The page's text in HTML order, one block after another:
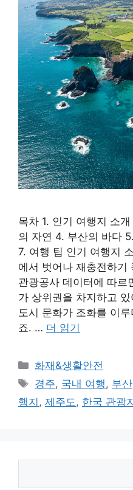
목차 1. 인기 여행지 소
의 자연 4. 부산의 바다
7. 여행 팁 인기 여행지
에서 벗어나 재충전하기
관광공사 데이터에 따르
가 상위권을 차지하고
도시 문화가 조화를 이
죠. … 더 읽기
카
테
고
리
화재&생활안전
태
그
경주, 국내 여행 , 부산
행지 , 제주도 , 한국 관광